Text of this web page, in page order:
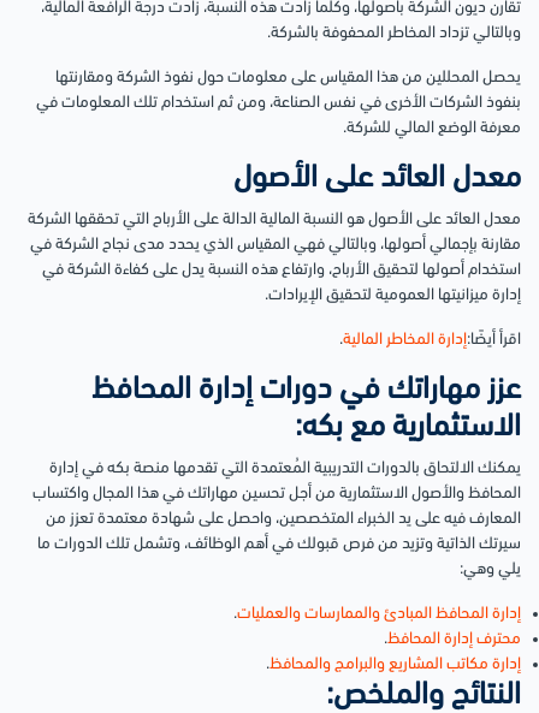
تقارن ديون الشركة بأصولها، وكلما زادت هذه النسبة، زادت درجة الرافعة المالية،
وبالتالي تزداد المخاطر المحفوفة بالشركة.
يحصل المحللين من هذا المقياس على معلومات حول نفوذ الشركة ومقارنتها
بنفوذ الشركات الأخرى في نفس الصناعة، ومن ثم استخدام تلك المعلومات في
معرفة الوضع المالي للشركة.
معدل العائد على الأصول
معدل العائد على الأصول هو النسبة المالية الدالة على الأرباح التي تحققها الشركة
مقارنة بإجمالي أصولها، وبالتالي فهي المقياس الذي يحدد مدى نجاح الشركة في
استخدام أصولها لتحقيق الأرباح، وارتفاع هذه النسبة يدل على كفاءة الشركة في
إدارة ميزانيتها العمومية لتحقيق الإيرادات.
اقرأ أيضًا:إدارة المخاطر المالية.
عزز مهاراتك في دورات إدارة المحافظ
الاستثمارية مع بكه:
يمكنك الالتحاق بالدورات التدريبية المُعتمدة التي تقدمها منصة بكه في إدارة
المحافظ والأصول الاستثمارية من أجل تحسين مهاراتك في هذا المجال واكتساب
المعارف فيه على يد الخبراء المتخصصين، واحصل على شهادة معتمدة تعزز من
سيرتك الذاتية وتزيد من فرص قبولك في أهم الوظائف، وتشمل تلك الدورات ما
يلي وهي:
إدارة المحافظ المبادئ والممارسات والعمليات.
محترف إدارة المحافظ.
إدارة مكاتب المشاريع والبرامج والمحافظ.
النتائج والملخص: